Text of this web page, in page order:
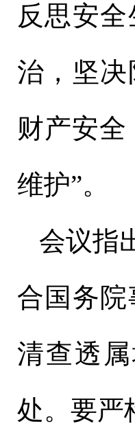
反思安
治，坚
财产安全
维护”。
会议指
合国务
清查透
处。要严